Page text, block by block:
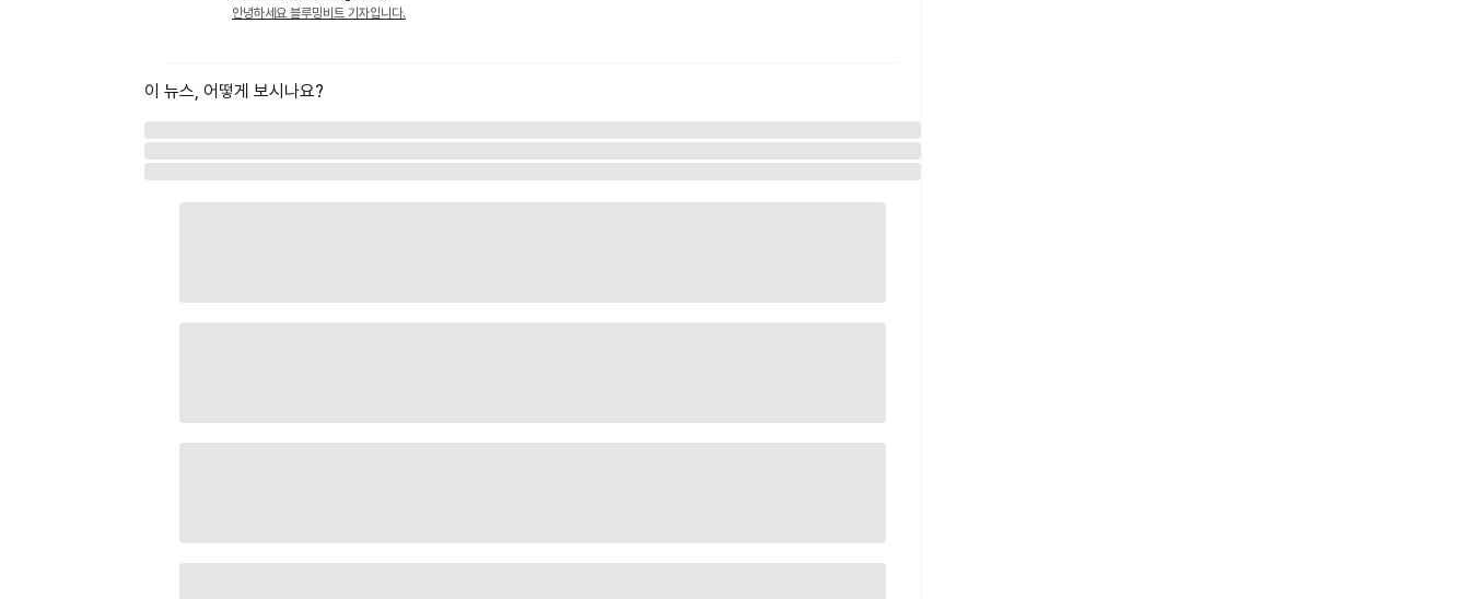
안녕하세요 블루밍비트 기자입니다.
이 뉴스, 어떻게 보시나요?